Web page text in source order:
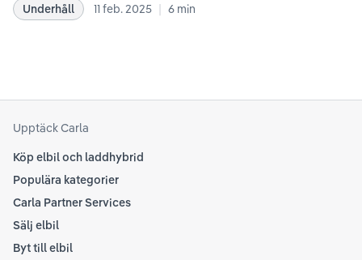
rekommendationer samt våra egna erfarenheter
Underhåll 11 feb. 2025 | 6 min
att
Upptäck Carla
Köp elbil och laddhybrid
Populära kategorier
Carla Partner Services
Sälj elbil
Byt till elbil